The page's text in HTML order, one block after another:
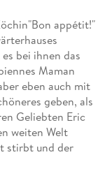
appétit!"
bei ihnen das
Maman
eben auch mit
geben, als
Geliebten Eric
weiten Welt
stirbt und der